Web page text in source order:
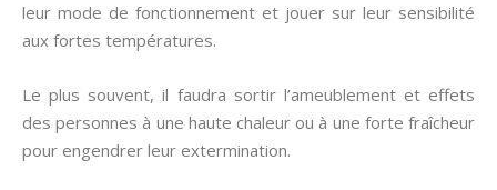
leur mode de fonctionnement et jouer sur leur sensibilité
aux fortes températures.
Le plus souvent, il faudra sortir l’ameublement et effets
des personnes à une haute chaleur ou à une forte fraîcheur
pour engendrer leur extermination.